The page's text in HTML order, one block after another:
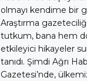
olmayı kendime bir
Araştırma
tutkum, bana hem
etkileyici hikayeler
tanıdı. Şimdi Ağrı
Gazetesi’nde,